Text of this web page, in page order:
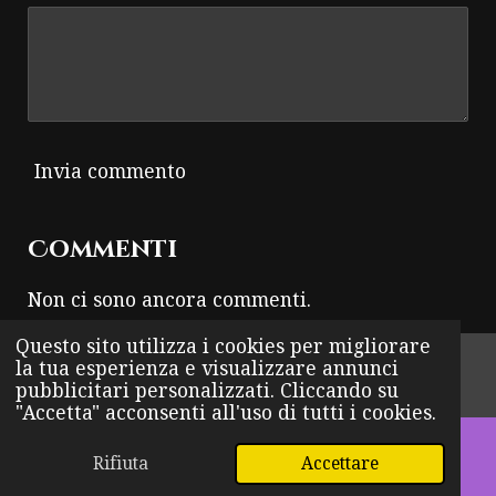
Questo sito utilizza i cookies per migliorare
la tua esperienza e visualizzare annunci
pubblicitari personalizzati. Cliccando su
"Accetta" acconsenti all'uso di tutti i cookies.
Rifiuta Accettare
Invia commento
Commenti
Non ci sono ancora commenti.
© 2024 - 2026 THUNDER ROCK
Fornito daWebador
Email WhatsApp